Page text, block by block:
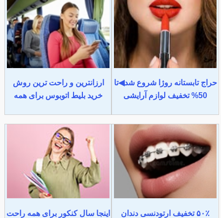
حراج تابستانه روژا شروع شد◀تا
50% تخفیف لوازم آرایشی
ارزانترین و راحت ترین روش
خرید بلیط اتوبوس برای همه
۵۰٪ تخفیف ارتودنسی دندان
اینجا سال کنکور برای همه راحت